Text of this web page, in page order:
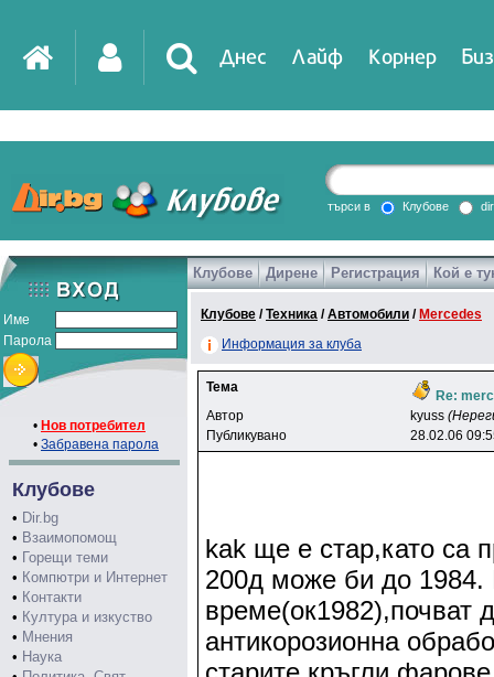
Днес Лайф Корнер
DirTV Impressio
Games
търси в Клубове
Име
Парола
• Нов потребител
• Забравена парола
Клубове
• Dir.bg
• Взаимопомощ
• Горещи теми
• Компютри и Интернет
• Контакти
• Култура и изкуство
• Мнения
• Наука
Клубове Дирене Регистрация Кой е
Клубове /Техника /Автомобили / Mercedes
Информация за клуба
Тема
Re:
Автор
kyuss
Публикувано
28.02.06
kak ще е стар,като са
200д може би до
време(ок1982),почват
антикорозионна